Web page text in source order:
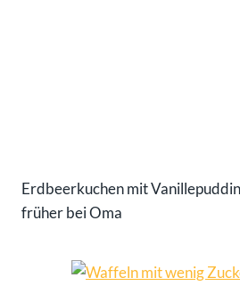
Erdbeerkuchen mit
früher bei Oma